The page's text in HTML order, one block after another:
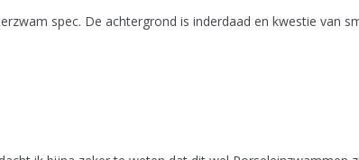
spec. De achtergrond is inderdaad en kwestie van